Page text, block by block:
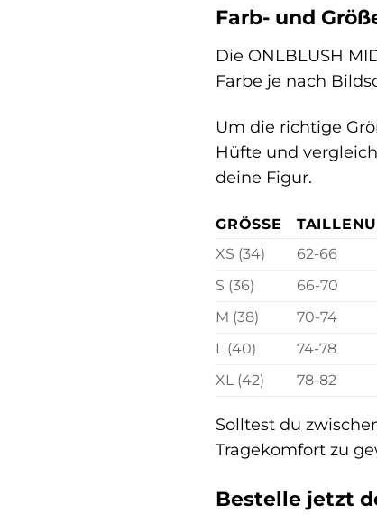
Farb- und
Die ONLBLUSH
Farbe je nach
Um die richtige
Hüfte und
deine Figur.
GRÖSSE
XS (34)
62-66
S (36)
66-70
M (38)
70-74
L (40)
74-78
XL (42)
78-82
Solltest du
Tragekomfort zu
Bestelle jetzt